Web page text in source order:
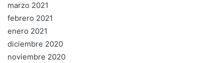
marzo 2021
febrero 2021
enero 2021
diciembre 2020
noviembre 2020